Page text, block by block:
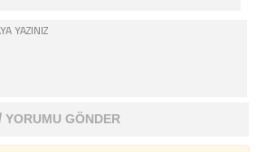
YORUMU GÖNDER